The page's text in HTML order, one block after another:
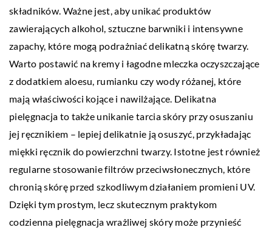
składników. Ważne jest, aby unikać produktów
zawierających alkohol, sztuczne barwniki i intensywne
zapachy, które mogą podrażniać delikatną skórę twarzy.
Warto postawić na kremy i łagodne mleczka oczyszczające
z dodatkiem aloesu, rumianku czy wody różanej, które
mają właściwości kojące i nawilżające. Delikatna
pielęgnacja to także unikanie tarcia skóry przy osuszaniu
jej ręcznikiem – lepiej delikatnie ją osuszyć, przykładając
miękki ręcznik do powierzchni twarzy. Istotne jest również
regularne stosowanie filtrów przeciwsłonecznych, które
chronią skórę przed szkodliwym działaniem promieni UV.
Dzięki tym prostym, lecz skutecznym praktykom
codzienna pielęgnacja wrażliwej skóry może przynieść